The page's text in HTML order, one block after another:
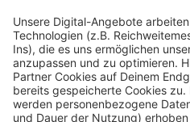
nicht zu schade für ein paar
sehr viel Rhythmik.
Anzeige